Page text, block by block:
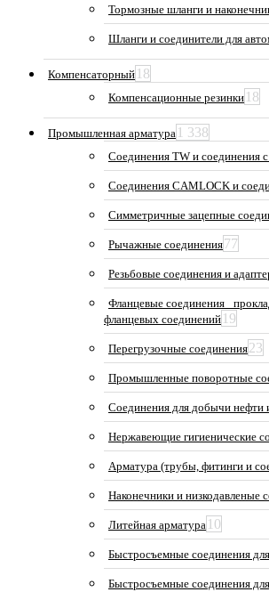
Тормозные шланги и
Шланги и соединители для
Компенсаторный 18
Компенсационные резинки 18
Промышленная арматура 1 338
Соединения TW и соединения
Соединения CAMLOCK и
Симметричные зацепные
Рычажные соединения77
Резьбовые соединения и
Фланцевые соединения_
фланцевых соединений 19
Перегрузочные соединения23
Промышленные поворотные
Соединения для добычи нефти
Нержавеющие гигиенические
Арматура (трубы, фитинги и
Наконечники и низкодавленые
Литейная арматура 10
Быстросъемные соединения
Быстросъемные соединения